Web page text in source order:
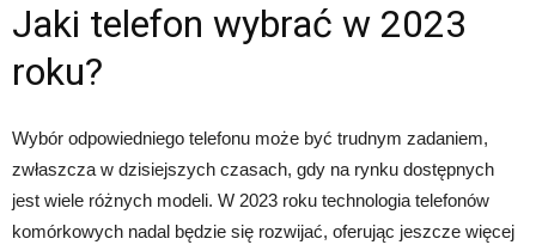
Jaki telefon wybrać w 2023
roku?
Wybór odpowiedniego telefonu może być trudnym zadaniem,
zwłaszcza w dzisiejszych czasach, gdy na rynku dostępnych
jest wiele różnych modeli. W 2023 roku technologia telefonów
komórkowych nadal będzie się rozwijać, oferując jeszcze więcej